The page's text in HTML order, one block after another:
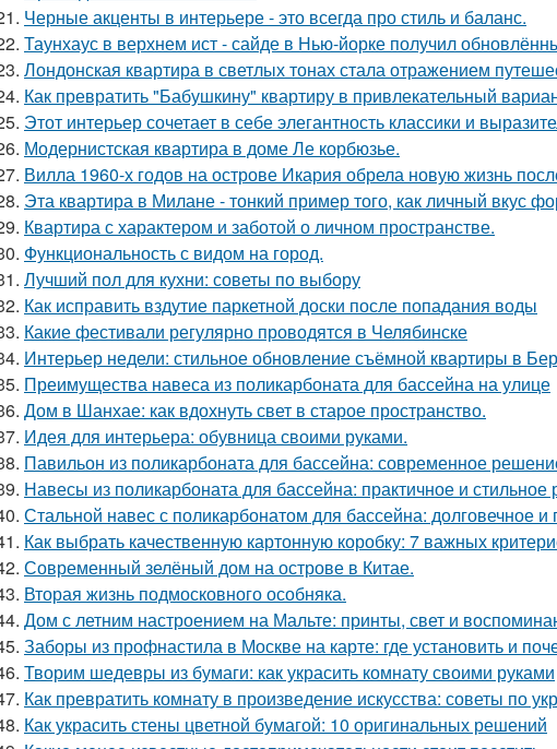
Черные акценты в интерьере - это всегда про стиль и баланс.
Таунхаус в верхнем ист - сайде в Нью-йорке получил
Лондонская квартира в светлых тонах стала отражением
Как превратить "Бабушкину" квартиру в привлекательный
Этот интерьер сочетает в себе элегантность классики и
Модернистская квартира в доме Ле корбюзье.
Вилла 1960-х годов на острове Икария обрела новую жизнь
Эта квартира в Милане - тонкий пример того, как личный вкус
Квартира с характером и заботой о личном пространстве.
Функциональность с видом на город.
Лучший пол для кухни: советы по выбору
Как исправить вздутие паркетной доски после попадания воды
Какие фестивали регулярно проводятся в Челябинске
Интерьер недели: стильное обновление съёмной квартиры в
Преимущества навеса из поликарбоната для бассейна на улице
Дом в Шанхае: как вдохнуть свет в старое пространство.
Идея для интерьера: обувница своими руками.
Павильон из поликарбоната для бассейна: современное
Навесы из поликарбоната для бассейна: практичное и
Стальной навес с поликарбонатом для бассейна: долговечное
Как выбрать качественную картонную коробку: 7 важных
Современный зелёный дом на острове в Китае.
Вторая жизнь подмосковного особняка.
Дом с летним настроением на Мальте: принты, свет и
Заборы из профнастила в Москве на карте: где установить и
Творим шедевры из бумаги: как украсить комнату своими руками
Как превратить комнату в произведение искусства: советы по
Как украсить стены цветной бумагой: 10 оригинальных решений